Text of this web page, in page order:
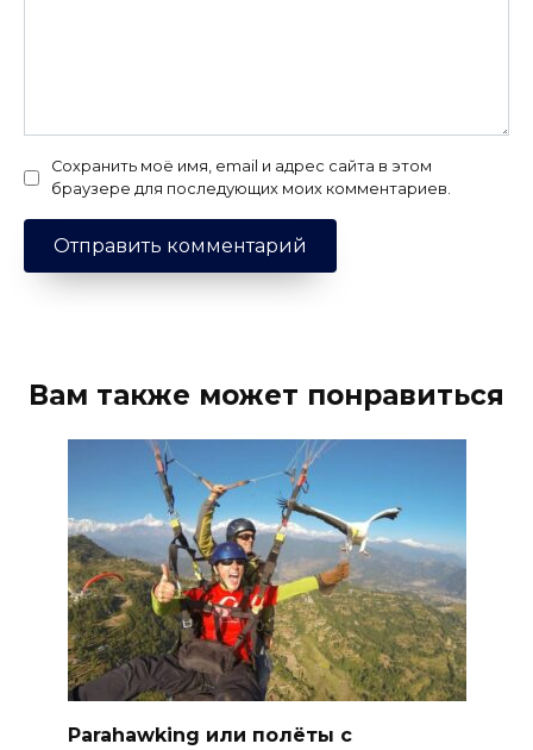
Сохранить моё имя, email и адрес сайта в этом
браузере для последующих моих комментариев.
Вам также может понравиться
Parahawking или полёты с